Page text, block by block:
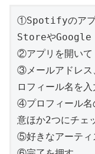
①Spotifyのアプ
StoreやGoogle
②アプリを開いて
③メールアドレス
ロフィール名を
④プロフィール名
意ほか2つにチェ
⑤好きなアーティ